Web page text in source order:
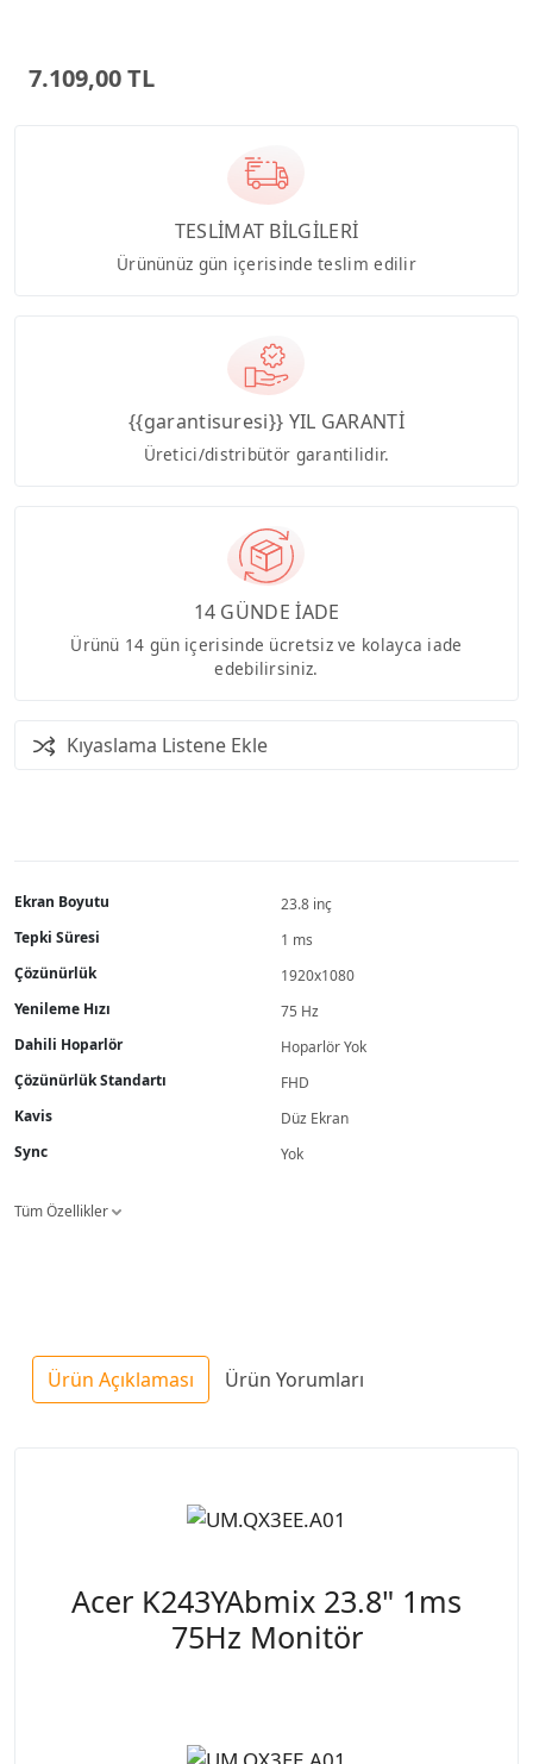
7.109,00 TL
TESLİMAT BİLGİLERİ
Ürününüz gün içerisinde teslim edilir
{{garantisuresi}} YIL GARANTİ
Üretici/distribütör garantilidir.
14 GÜNDE İADE
Ürünü 14 gün içerisinde ücretsiz ve kolayca iade
edebilirsiniz.
Kıyaslama Listene Ekle
Ekran Boyutu
23.8 inç
Tepki Süresi
1 ms
Çözünürlük
1920x1080
Yenileme Hızı
75 Hz
Dahili Hoparlör
Hoparlör Yok
Çözünürlük Standartı
FHD
Kavis
Düz Ekran
Sync
Yok
Tüm Özellikler
Ürün Açıklaması Ürün Yorumları
Acer K243YAbmix 23.8" 1ms
75Hz Monitör